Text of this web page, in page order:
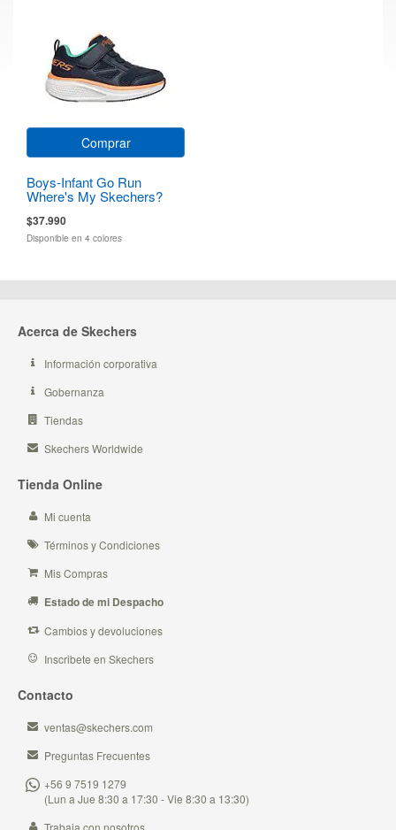
Comprar
Boys-Infant Go Run
Where's My Skechers?
$37.990
Disponible en 4 colores
Acerca de Skechers
Información corporativa
Gobernanza
Tiendas
Skechers Worldwide
Tienda Online
Mi cuenta
Términos y Condiciones
Mis Compras
Estado de mi Despacho
Cambios y devoluciones
Inscribete en Skechers
Contacto
ventas@skechers.com
Preguntas Frecuentes
+56 9 7519 1279
(Lun a Jue 8:30 a 17:30 - Vie 8:30 a 13:30)
Trabaja con nosotros